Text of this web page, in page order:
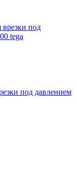
под давлением